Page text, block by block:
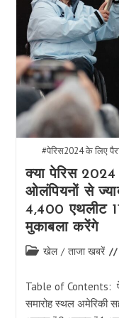
#पेरिस2024 के लिए
क्या पेरिस 2024
ओलंपियनों से
4,400 एथलीट
मुकाबला करेंगे
Post खेल / ताजा खबरें
Table of Contents:
समारोह स्थल अमेरिकी